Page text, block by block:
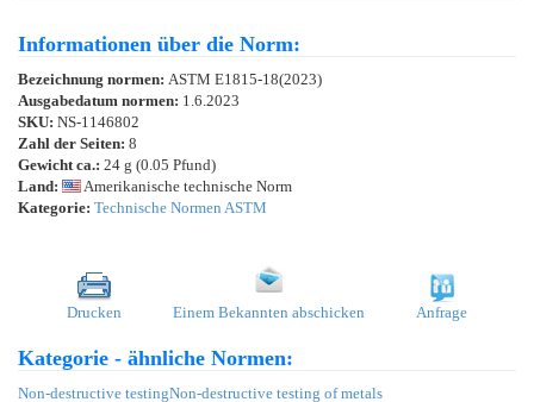
Informationen über die Norm:
Bezeichnung normen: ASTM E1815-18(2023)
Ausgabedatum normen: 1.6.2023
SKU: NS-1146802
Zahl der Seiten: 8
Gewicht ca.: 24 g (0.05 Pfund)
Land:
Amerikanische technische Norm
Kategorie: Technische Normen ASTM
Drucken Einem Bekannten abschicken Anfrage
Kategorie - ähnliche Normen:
Non-destructive testingNon-destructive testing of metals